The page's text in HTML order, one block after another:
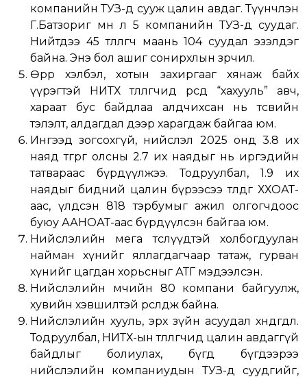
компанийн ТУЗ-д сууж цалин авдаг. Түүнчлэн
Г.Батзориг мөн л 5 компанийн ТУЗ-д суудаг.
Нийтдээ 45 төлөөлөгч маань 104 суудал эзэлдэг
байна. Энэ бол ашиг сонирхлын зөрчил.
Өөрөөр хэлбэл, хотын захиргааг хянаж байх
үүрэгтэй НИТХ төлөөлөгчид өөрсдөө “хахууль” авч,
хараат бус байдлаа алдчихсан нь төсвийн
тэлэлт, алдагдал дээр харагдаж байгаа юм.
Ингээд зогсохгүй, нийслэл 2025 онд 3.8 их
наяд төгрөг олсны 2.7 их наядыг нь иргэдийн
татвараас бүрдүүлжээ. Тодруулбал, 1.9 их
наядыг бидний цалин бүрээсээ төлдөг ХХОАТ-
аас, үлдсэн 818 тэрбумыг ажил олгогчдоос
буюу ААНОАТ-аас бүрдүүлсэн байгаа юм.
Нийслэлийн мега төслүүдтэй холбогдуулан
найман хүнийг яллагдагчаар татаж, гурван
хүнийг цагдан хорьсныг АТГ мэдээлсэн.
Нийслэлийн өмчийн 80 компани байгуулж,
хувийн хэвшилтэй өрсөлдөж байна.
Нийслэлийн хууль, эрх зүйн асуудал хөндөгдлөө.
Тодруулбал, НИТХ-ын төлөөлөгчид цалин авдаггүй
байдлыг болиулах, бүгд бүгдээрээ
нийслэлийн компаниудын ТУЗ-д суудгийг,